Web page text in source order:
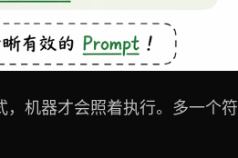
机器才会照着执行。多一个符